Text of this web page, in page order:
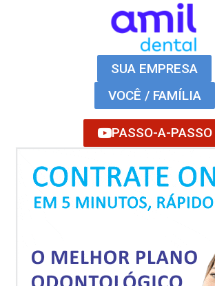
SUA EMPRESA
VOCÊ / FAMÍLIA
PASSO-A-PASSO